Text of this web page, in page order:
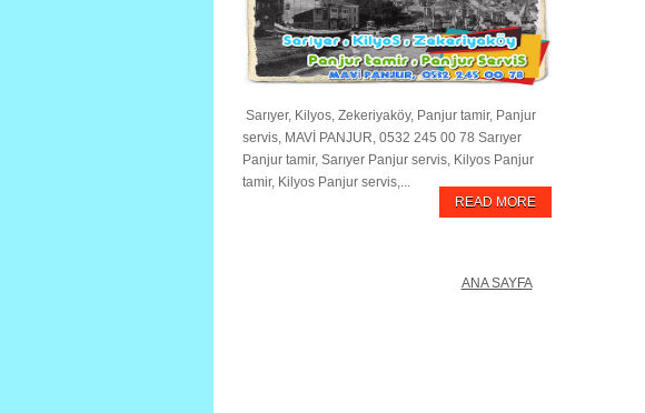
Sarıyer, Kilyos, Zekeriyaköy, Panjur tamir, Panjur
servis, MAVİ PANJUR, 0532 245 00 78 Sarıyer
Panjur tamir, Sarıyer Panjur servis, Kilyos Panjur
tamir, Kilyos Panjur servis,...
READ MORE
ANA SAYFA